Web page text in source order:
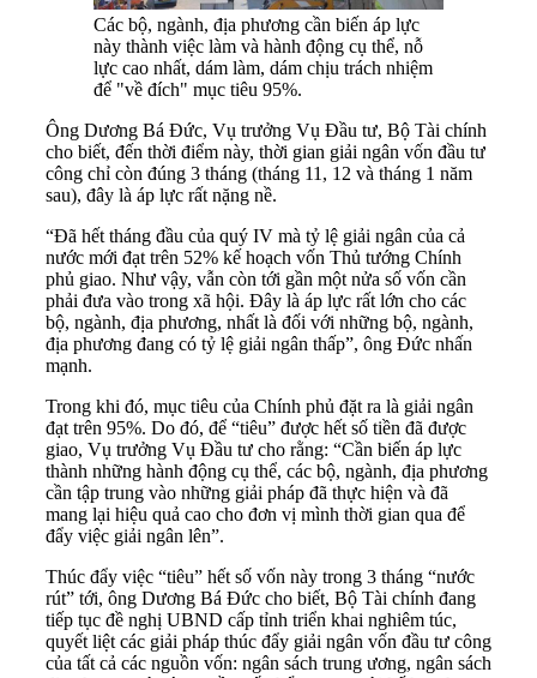
Các bộ, ngành, địa phương cần biến áp lực
này thành việc làm và hành động cụ thể, nỗ
lực cao nhất, dám làm, dám chịu trách nhiệm
để "về đích" mục tiêu 95%.
Ông Dương Bá Đức, Vụ trưởng Vụ Đầu tư, Bộ Tài chính
cho biết, đến thời điểm này, thời gian giải ngân vốn đầu tư
công chỉ còn đúng 3 tháng (tháng 11, 12 và tháng 1 năm
sau), đây là áp lực rất nặng nề.
“Đã hết tháng đầu của quý IV mà tỷ lệ giải ngân của cả
nước mới đạt trên 52% kế hoạch vốn Thủ tướng Chính
phủ giao. Như vậy, vẫn còn tới gần một nửa số vốn cần
phải đưa vào trong xã hội. Đây là áp lực rất lớn cho các
bộ, ngành, địa phương, nhất là đối với những bộ, ngành,
địa phương đang có tỷ lệ giải ngân thấp”, ông Đức nhấn
mạnh.
Trong khi đó, mục tiêu của Chính phủ đặt ra là giải ngân
đạt trên 95%. Do đó, để “tiêu” được hết số tiền đã được
giao, Vụ trưởng Vụ Đầu tư cho rằng: “Cần biến áp lực
thành những hành động cụ thể, các bộ, ngành, địa phương
cần tập trung vào những giải pháp đã thực hiện và đã
mang lại hiệu quả cao cho đơn vị mình thời gian qua để
đẩy việc giải ngân lên”.
Thúc đẩy việc “tiêu” hết số vốn này trong 3 tháng “nước
rút” tới, ông Dương Bá Đức cho biết, Bộ Tài chính đang
tiếp tục đề nghị UBND cấp tỉnh triển khai nghiêm túc,
quyết liệt các giải pháp thúc đẩy giải ngân vốn đầu tư công
của tất cả các nguồn vốn: ngân sách trung ương, ngân sách